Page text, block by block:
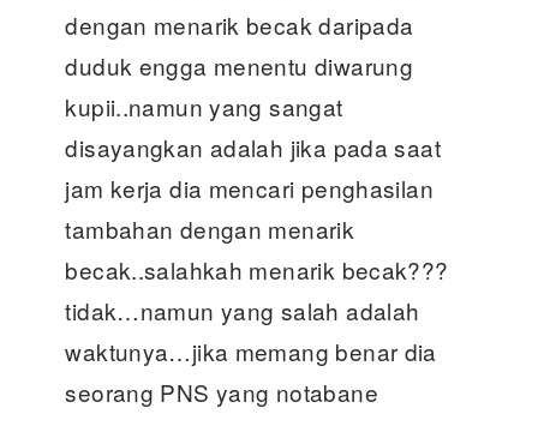
dengan menarik becak daripada
duduk engga menentu diwarung
kupii..namun yang sangat
disayangkan adalah jika pada saat
jam kerja dia mencari penghasilan
tambahan dengan menarik
becak..salahkah menarik becak???
tidak…namun yang salah adalah
waktunya…jika memang benar dia
seorang PNS yang notabane